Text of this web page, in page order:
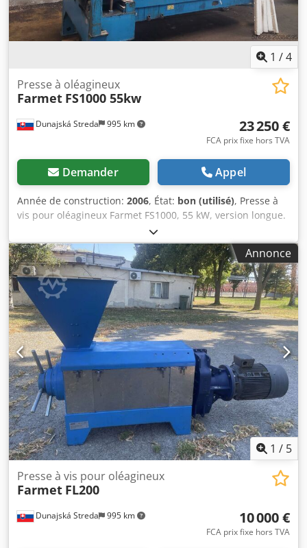
1 /4
Dunajská Streda 995 km
Presse à oléagineux
Farmet FS1000 55kw
23 250 €
FCA prix fixe hors TVA
Demander Appel
Année de construction: 2006, État: bon (utilisé), Presse à
vis pour oléagineux Farmet FS1000, 55 kW, version longue.
En bon état, complète, prête au chargement. Capacité
jusqu'à 1 400 kg/h. Dcedpfsxrc Ixjx Ahrjk
Annonce
1 / 5
Dunajská Streda 995 km
Presse à vis pour oléagineux
Farmet FL200
10 000 €
FCA prix fixe hors TVA